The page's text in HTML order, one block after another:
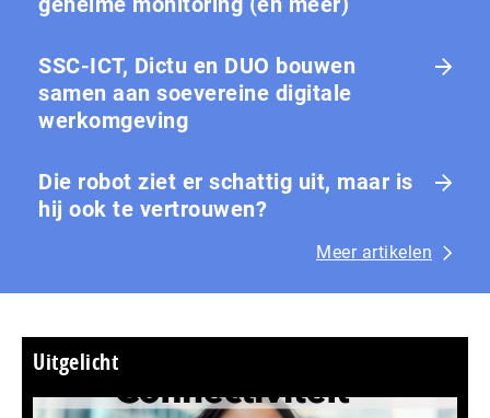
SSC-ICT, Dictu en DUO bouwen
samen aan soevereine digitale
werkomgeving
Die robot ziet er schattig uit, maar is
hij ook te vertrouwen?
Meer artikelen
Uitgelicht